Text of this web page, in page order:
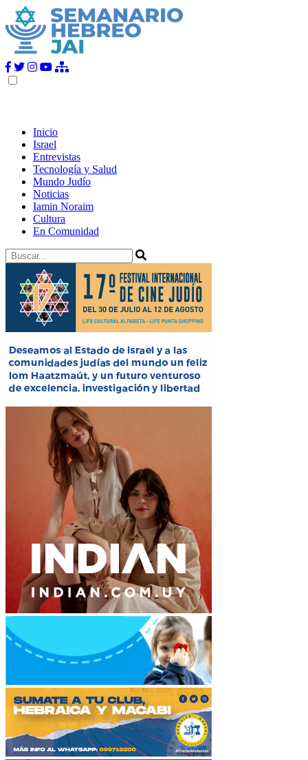
Inicio
Israel
Entrevistas
Tecnología y Salud
Mundo Judío
Noticias
Iamin Noraim
Cultura
En Comunidad